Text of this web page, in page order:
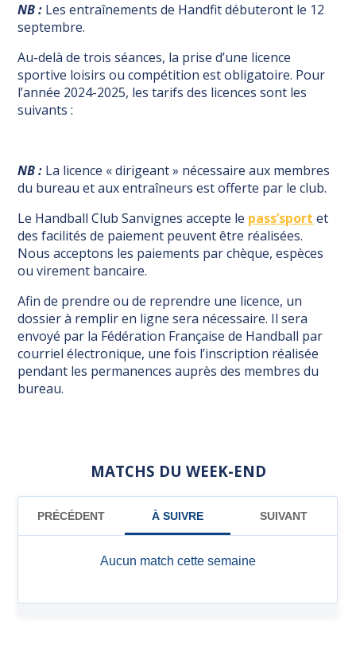
NB : Les entraînements de Handfit débuteront le 12
septembre.
Au-delà de trois séances, la prise d’une licence
sportive loisirs ou compétition est obligatoire. Pour
l’année 2024-2025, les tarifs des licences sont les
suivants :
NB : La licence « dirigeant » nécessaire aux membres
du bureau et aux entraîneurs est offerte par le club.
Le Handball Club Sanvignes accepte le pass’sport et
des facilités de paiement peuvent être réalisées.
Nous acceptons les paiements par chèque, espèces
ou virement bancaire.
Afin de prendre ou de reprendre une licence, un
dossier à remplir en ligne sera nécessaire. Il sera
envoyé par la Fédération Française de Handball par
courriel électronique, une fois l’inscription réalisée
pendant les permanences auprès des membres du
bureau.
MATCHS DU WEEK-END